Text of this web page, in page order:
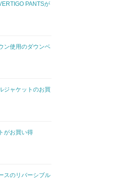
PANTSが
ン使用のダウンベ
ジャケットのお買
がお買い得
スのリバーシブル